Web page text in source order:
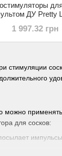
стимуляции
для сосков:
ДУ Pretty
BI-300036W
1 997.32 грн